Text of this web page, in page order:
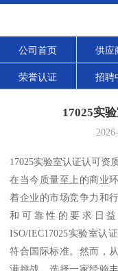
公司首页 供应
荣誉认证 招聘
17025实
17025实验室认证认可资
在当今质量至上的商业
着企业的市场竞争力和
和可靠性的要求日
ISO/IEC17025实验室认
符合国际标准。然而，